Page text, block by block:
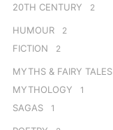
20TH CENTURY 2
HUMOUR 2
FICTION 2
MYTHS & FAIRY TALES
MYTHOLOGY 1
SAGAS 1